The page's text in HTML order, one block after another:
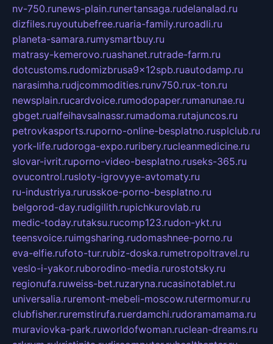
nv-750.runews-plain.runertansaga.rudelanalad.ru
dizfiles.ruyoutubefree.ruaria-family.ruroadli.ru
planeta-samara.rumysmartbuy.ru
matrasy-kemerovo.ruashanet.rutrade-farm.ru
dotcustoms.rudomizbrusa9x12spb.ruautodamp.ru
narasimha.rudjcommodities.runv750.rux-ton.ru
newsplain.rucardvoice.rumodopaper.rumanunae.ru
gbget.rualfeihavsalnassr.rumadoma.rutajuncos.ru
petrovkasports.ruporno-online-besplatno.rusplclub.ru
york-life.rudoroga-expo.ruribery.rucleanmedicine.ru
slovar-ivrit.ruporno-video-besplatno.ruseks-365.ru
ovucontrol.rusloty-igrovyye-avtomaty.ru
ru-industriya.rurusskoe-porno-besplatno.ru
belgorod-day.rudigilith.rupichkurovlab.ru
medic-today.rutaksu.rucomp123.rudon-ykt.ru
teensvoice.ruimgsharing.rudomashnee-porno.ru
eva-elfie.rufoto-tur.rubiz-doska.rumetropoltravel.ru
veslo-i-yakor.ruborodino-media.rurostotsky.ru
regionufa.ruweiss-bet.ruzaryna.rucasinotablet.ru
universalia.ruremont-mebeli-moscow.rutermomur.ru
clubfisher.ruremstirufa.ruerdamchi.rudoramamama.ru
muraviovka-park.ruworldofwoman.ruclean-dreams.ru